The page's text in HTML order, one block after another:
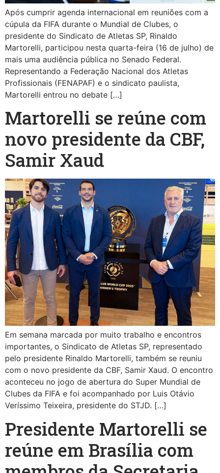
Após cumprir agenda internacional em reuniões com a
cúpula da FIFA durante o Mundial de Clubes, o
presidente do Sindicato de Atletas SP, Rinaldo
Martorelli, participou nesta quarta-feira (16 de julho) de
mais uma audiência pública no Senado Federal.
Representando a Federação Nacional dos Atletas
Profissionais (FENAPAF) e o sindicato paulista,
Martorelli entrou no debate […]
Martorelli se reúne com
novo presidente da CBF,
Samir Xaud
Em semana marcada por muito trabalho e encontros
importantes, o Sindicato de Atletas SP, representado
pelo presidente Rinaldo Martorelli, também se reuniu
com o novo presidente da CBF, Samir Xaud. O encontro
aconteceu no jogo de abertura do Super Mundial de
Clubes da FIFA e foi acompanhado por Luis Otávio
Veríssimo Teixeira, presidente do STJD. […]
Presidente Martorelli se
reúne em Brasília com